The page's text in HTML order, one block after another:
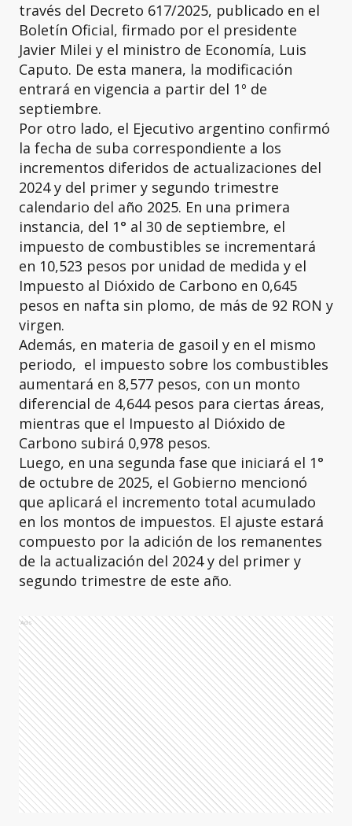
través del Decreto 617/2025, publicado en el
Boletín Oficial, firmado por el presidente
Javier Milei y el ministro de Economía, Luis
Caputo. De esta manera, la modificación
entrará en vigencia a partir del 1º de
septiembre.
Por otro lado, el Ejecutivo argentino confirmó
la fecha de suba correspondiente a los
incrementos diferidos de actualizaciones del
2024 y del primer y segundo trimestre
calendario del año 2025. En una primera
instancia, del 1° al 30 de septiembre, el
impuesto de combustibles se incrementará
en 10,523 pesos por unidad de medida y el
Impuesto al Dióxido de Carbono en 0,645
pesos en nafta sin plomo, de más de 92 RON y
virgen.
Además, en materia de gasoil y en el mismo
periodo, el impuesto sobre los combustibles
aumentará en 8,577 pesos, con un monto
diferencial de 4,644 pesos para ciertas áreas,
mientras que el Impuesto al Dióxido de
Carbono subirá 0,978 pesos.
Luego, en una segunda fase que iniciará el 1°
de octubre de 2025, el Gobierno mencionó
que aplicará el incremento total acumulado
en los montos de impuestos. El ajuste estará
compuesto por la adición de los remanentes
de la actualización del 2024 y del primer y
segundo trimestre de este año.
Ads